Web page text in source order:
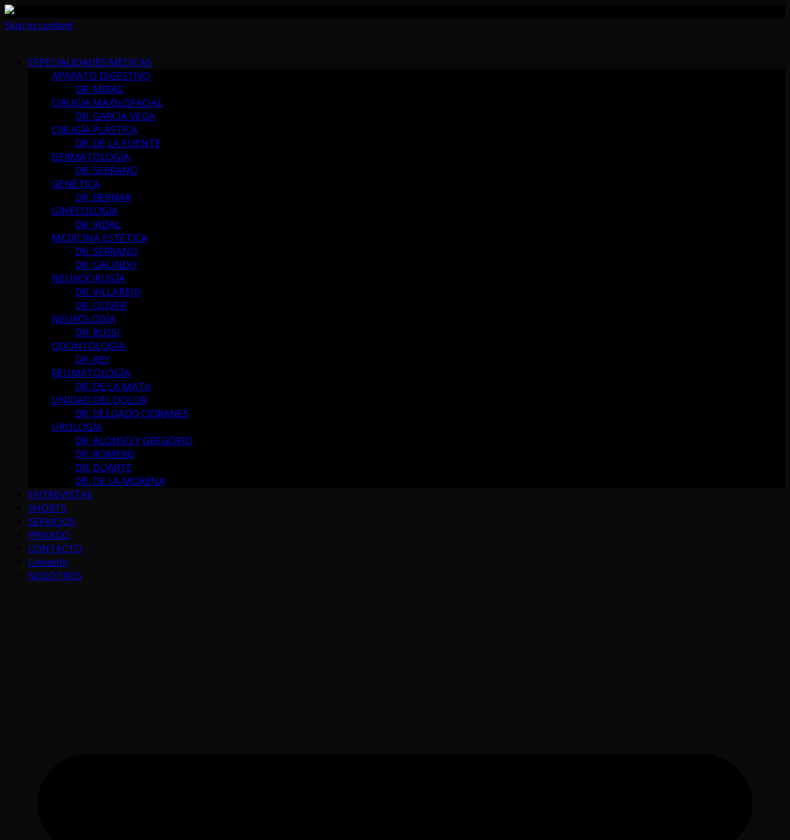
Skip to content
ESPECIALIDADES MÉDICAS
APARATO DIGESTIVO
DR. MIRAS
CIRUGÍA MAXILOFACIAL
DR. GARCÍA VEGA
CIRUGÍA PLÁSTICA
DR. DE LA FUENTE
DERMATOLOGÍA
DR. SERRANO
GENÉTICA
DR. BERNAR
GINECOLOGÍA
DR. VIDAL
MEDICINA ESTÉTICA
DR. SERRANO
DR. GALINDO
NEUROCIRUGÍA
DR. VILLAREJO
DR. OLIVER
NEUROLOGÍA
DR. RUSSI
ODONTOLOGÍA
DR. REY
REUMATOLOGÍA
DR. DE LA MATA
UNIDAD DEL DOLOR
DR. DELGADO CIDRANES
UROLOGÍA
DR. ALONSO Y GREGORIO
DR. ROMERO
DR. DUARTE
DR. DE LA MORENA
ENTREVISTAS
SHORTS
SERVICIOS
PRIVADO
CONTACTO
LinkedIn
NOSOTROS